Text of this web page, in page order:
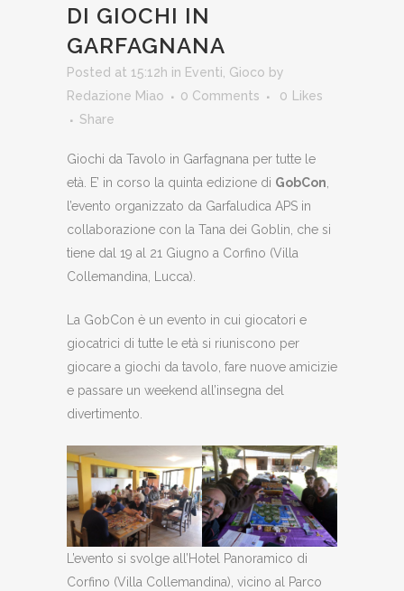
DI GIOCHI IN
GARFAGNANA
Posted at 15:12h in Eventi Gioco by
Redazione Miao
0 Comments 0
Likes
Share
Giochi da Tavolo in Garfagnana per tutte le
età. E’ in corso la quinta edizione di GobCon
l’evento organizzato da Garfaludica APS in
collaborazione con la Tana dei Goblin, che si
tiene dal 19 al 21 Giugno a Corfino (Villa
Collemandina, Lucca).
La GobCon è un evento in cui giocatori e
giocatrici di tutte le età si riuniscono per
giocare a giochi da tavolo, fare nuove amicizie
e passare un weekend all’insegna del
divertimento.
L’evento si svolge all’Hotel Panoramico di
Corfino (Villa Collemandina), vicino al Parco